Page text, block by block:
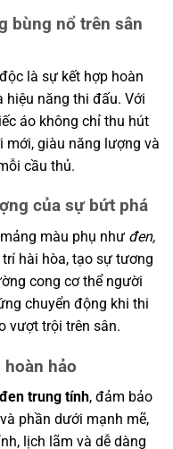
bùng nổ trên sân
là sự kết hợp hoàn
năng thi đấu. Với
áo không chỉ thu hút
mới, giàu năng lượng và
cầu thủ.
của sự bứt phá
màu phụ như đen,
hài hòa, tạo sự tương
cong cơ thể người
chuyển động khi thi
vượt trội trên sân.
hảo
trung tính, đảm bảo
phần dưới mạnh mẽ,
lịch lãm và dễ dàng